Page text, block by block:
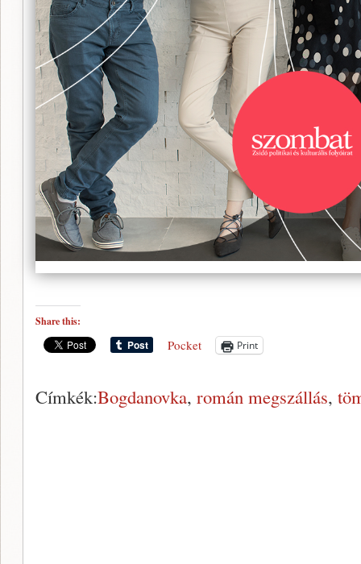
Share this:
Pocket Print
Címkék:Bogdanovka, román megszállás,